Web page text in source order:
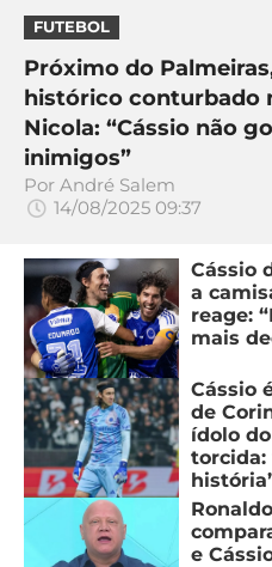
FUTEBOL
Próximo do
histórico conturbado
Nicola: “Cássio não
inimigos”
Por André Salem
14/08/2025 09:37
Cássio
a
reage:
mais
Cássio
de
ídolo
torcida:
e